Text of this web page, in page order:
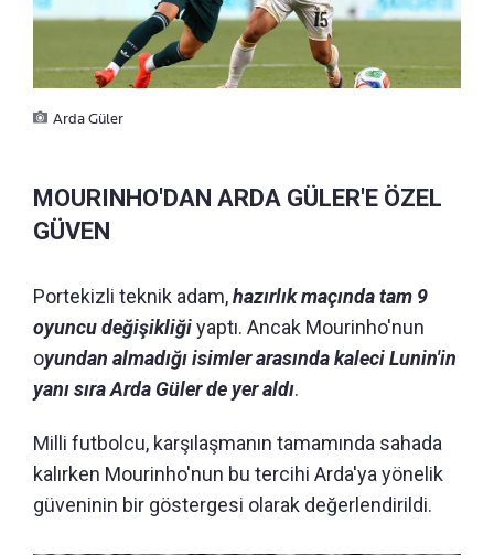
Arda Güler
MOURINHO'DAN ARDA GÜLER'E ÖZEL
GÜVEN
Portekizli teknik adam,hazırlık maçında tam 9
oyuncu değişikliğiyaptı. Ancak Mourinho'nun
oyundan almadığı isimler arasında kaleci Lunin'in
yanı sıra Arda Güler de yer aldı.
Milli futbolcu, karşılaşmanın tamamında sahada
kalırken Mourinho'nun bu tercihi Arda'ya yönelik
güveninin bir göstergesi olarak değerlendirildi.